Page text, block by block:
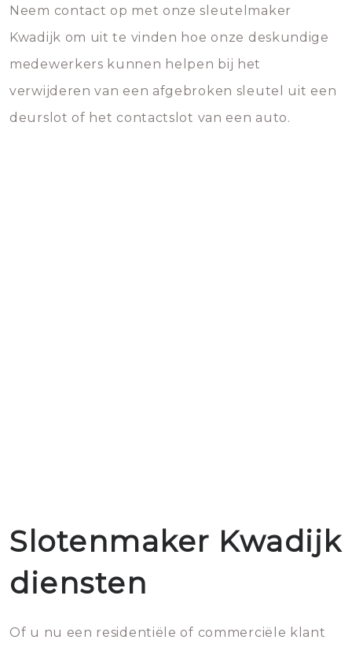
Neem contact op met onze sleutelmaker
Kwadijk om uit te vinden hoe onze deskundige
medewerkers kunnen helpen bij het
verwijderen van een afgebroken sleutel uit een
deurslot of het contactslot van een auto.
Slotenmaker Kwadijk
diensten
Of u nu een residentiële of commerciële klant